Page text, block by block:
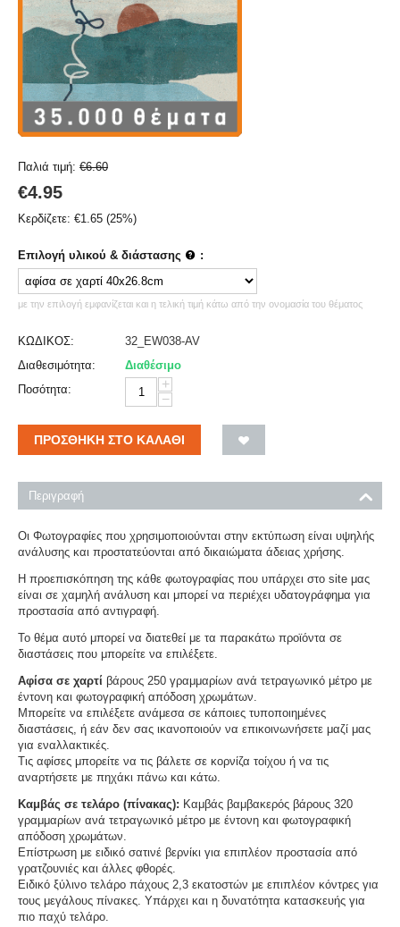
Παλιά τιμή: €6.60
€4.95
Κερδίζετε: €1.65 (25%)
Επιλογή υλικού & διάστασης :
με την επιλογή εμφανίζεται και η τελική τιμή κάτω από την ονομασία του θέματος
ΚΩΔΙΚΟΣ:
32_EW038-AV
Διαθεσιμότητα:
Διαθέσιμο
Ποσότητα:
+
−
ΠΡΟΣΘΉΚΗ ΣΤΟ ΚΑΛΆΘΙ
Περιγραφή
Οι Φωτογραφίες που χρησιμοποιούνται στην εκτύπωση είναι υψηλής
ανάλυσης και προστατεύονται από δικαιώματα άδειας χρήσης.
Η προεπισκόπηση της κάθε φωτογραφίας που υπάρχει στο site μας
είναι σε χαμηλή ανάλυση και μπορεί να περιέχει υδατογράφημα για
προστασία από αντιγραφή.
Το θέμα αυτό μπορεί να διατεθεί με τα παρακάτω προϊόντα σε
διαστάσεις που μπορείτε να επιλέξετε.
Αφίσα σε χαρτί βάρους 250 γραμμαρίων ανά τετραγωνικό μέτρο με
έντονη και φωτογραφική απόδοση χρωμάτων.
Μπορείτε να επιλέξετε ανάμεσα σε κάποιες τυποποιημένες
διαστάσεις, ή εάν δεν σας ικανοποιούν να επικοινωνήσετε μαζί μας
για εναλλακτικές.
Τις αφίσες μπορείτε να τις βάλετε σε κορνίζα τοίχου ή να τις
αναρτήσετε με πηχάκι πάνω και κάτω.
Καμβάς σε τελάρο (πίνακας): Καμβάς βαμβακερός βάρους 320
γραμμαρίων ανά τετραγωνικό μέτρο με έντονη και φωτογραφική
απόδοση χρωμάτων.
Επίστρωση με ειδικό σατινέ βερνίκι για επιπλέον προστασία από
γρατζουνιές και άλλες φθορές.
Ειδικό ξύλινο τελάρο πάχους 2,3 εκατοστών με επιπλέον κόντρες για
τους μεγάλους πίνακες. Υπάρχει και η δυνατότητα κατασκευής για
πιο παχύ τελάρο.